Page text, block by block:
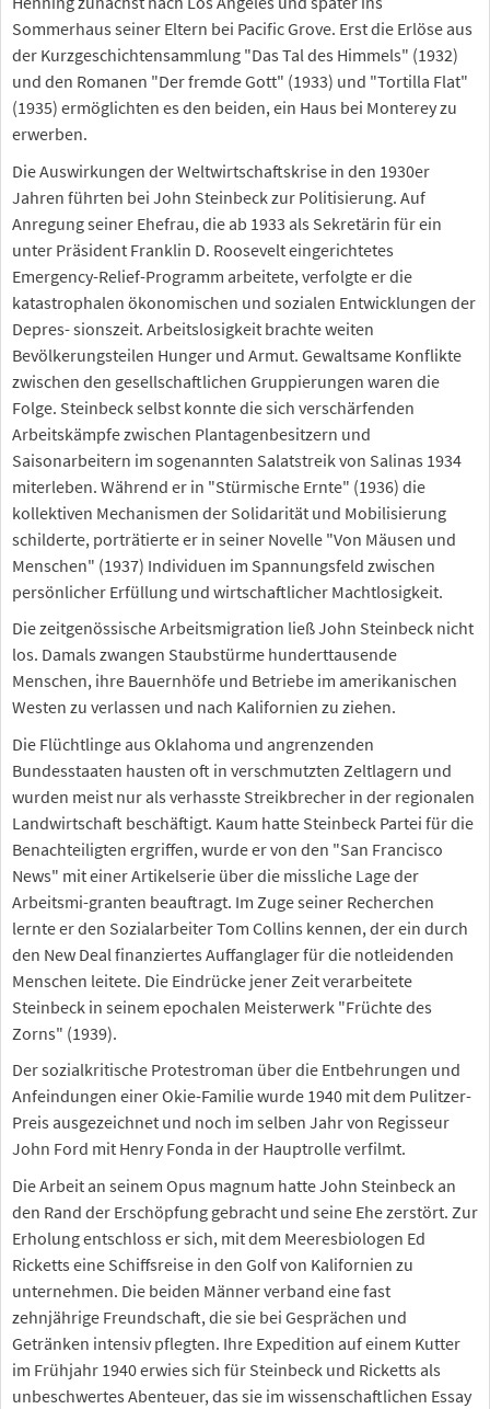
Sommerhaus seiner Eltern bei Pacific Grove. Erst die Erlöse aus
der Kurzgeschichtensammlung "Das Tal des Himmels" (1932)
und den Romanen "Der fremde Gott" (1933) und "Tortilla Flat"
(1935) ermöglichten es den beiden, ein Haus bei Monterey zu
erwerben.
Die Auswirkungen der Weltwirtschaftskrise in den 1930er
Jahren führten bei John Steinbeck zur Politisierung. Auf
Anregung seiner Ehefrau, die ab 1933 als Sekretärin für ein
unter Präsident Franklin D. Roosevelt eingerichtetes
Emergency-Relief-Programm arbeitete, verfolgte er die
katastrophalen ökonomischen und sozialen Entwicklungen der
Depres- sionszeit. Arbeitslosigkeit brachte weiten
Bevölkerungsteilen Hunger und Armut. Gewaltsame Konflikte
zwischen den gesellschaftlichen Gruppierungen waren die
Folge. Steinbeck selbst konnte die sich verschärfenden
Arbeitskämpfe zwischen Plantagenbesitzern und
Saisonarbeitern im sogenannten Salatstreik von Salinas 1934
miterleben. Während er in "Stürmische Ernte" (1936) die
kollektiven Mechanismen der Solidarität und Mobilisierung
schilderte, porträtierte er in seiner Novelle "Von Mäusen und
Menschen" (1937) Individuen im Spannungsfeld zwischen
persönlicher Erfüllung und wirtschaftlicher Machtlosigkeit.
Die zeitgenössische Arbeitsmigration ließ John Steinbeck nicht
los. Damals zwangen Staubstürme hunderttausende
Menschen, ihre Bauernhöfe und Betriebe im amerikanischen
Westen zu verlassen und nach Kalifornien zu ziehen.
Die Flüchtlinge aus Oklahoma und angrenzenden
Bundesstaaten hausten oft in verschmutzten Zeltlagern und
wurden meist nur als verhasste Streikbrecher in der regionalen
Landwirtschaft beschäftigt. Kaum hatte Steinbeck Partei für die
Benachteiligten ergriffen, wurde er von den "San Francisco
News" mit einer Artikelserie über die missliche Lage der
Arbeitsmi-granten beauftragt. Im Zuge seiner Recherchen
lernte er den Sozialarbeiter Tom Collins kennen, der ein durch
den New Deal finanziertes Auffanglager für die notleidenden
Menschen leitete. Die Eindrücke jener Zeit verarbeitete
Steinbeck in seinem epochalen Meisterwerk "Früchte des
Zorns" (1939).
Der sozialkritische Protestroman über die Entbehrungen und
Anfeindungen einer Okie-Familie wurde 1940 mit dem Pulitzer-
Preis ausgezeichnet und noch im selben Jahr von Regisseur
John Ford mit Henry Fonda in der Hauptrolle verfilmt.
Die Arbeit an seinem Opus magnum hatte John Steinbeck an
den Rand der Erschöpfung gebracht und seine Ehe zerstört. Zur
Erholung entschloss er sich, mit dem Meeresbiologen Ed
Ricketts eine Schiffsreise in den Golf von Kalifornien zu
unternehmen. Die beiden Männer verband eine fast
zehnjährige Freundschaft, die sie bei Gesprächen und
Getränken intensiv pflegten. Ihre Expedition auf einem Kutter
im Frühjahr 1940 erwies sich für Steinbeck und Ricketts als
unbeschwertes Abenteuer, das sie im wissenschaftlichen Essay